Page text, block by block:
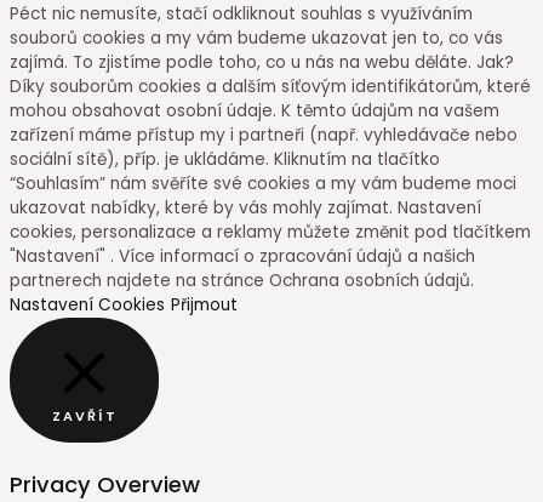
Péct nic nemusíte, stačí odkliknout souhlas s využíváním
souborů cookies a my vám budeme ukazovat jen to, co vás
zajímá. To zjistíme podle toho, co u nás na webu děláte. Jak?
Díky souborům cookies a dalším síťovým identifikátorům, které
mohou obsahovat osobní údaje. K těmto údajům na vašem
zařízení máme přístup my i partneři (např. vyhledávače nebo
sociální sítě), příp. je ukládáme. Kliknutím na tlačítko
“Souhlasím” nám svěříte své cookies a my vám budeme moci
ukazovat nabídky, které by vás mohly zajímat. Nastavení
cookies, personalizace a reklamy můžete změnit pod tlačítkem
"Nastavení" . Více informací o zpracování údajů a našich
partnerech najdete na stránce Ochrana osobních údajů.
Nastavení Cookies Přijmout
ZAVŘÍT
Privacy Overview